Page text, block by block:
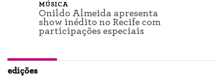
MÚSICA
Onildo Almeida apresenta
show inédito no Recife com
participações especiais
edições